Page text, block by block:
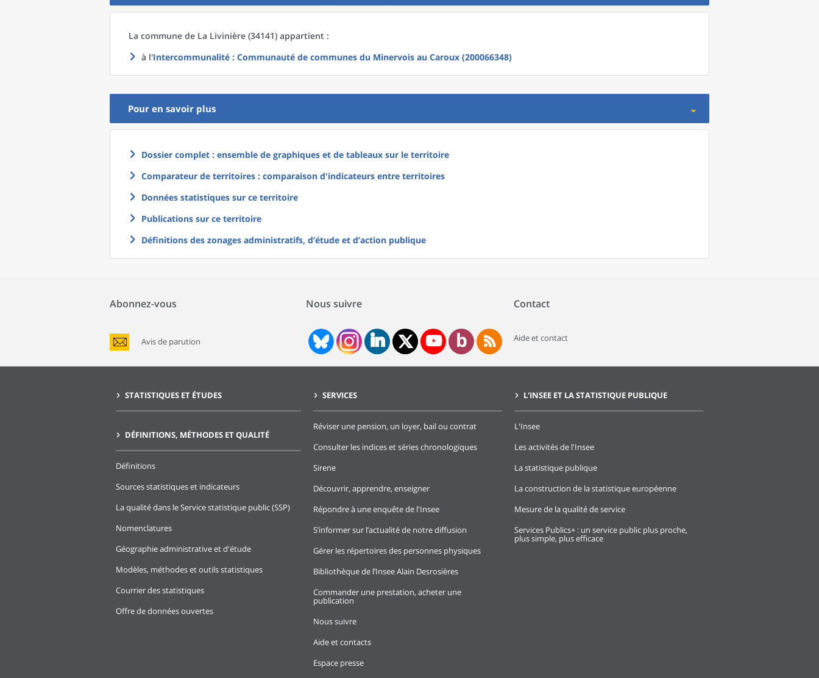
La commune de La Livinière (34141) appartient :
à l'Intercommunalité : Communauté de communes du Minervois au Caroux (200066348)
Pour en savoir plus
Dossier complet : ensemble de graphiques et de tableaux sur le territoire
Comparateur de territoires : comparaison d'indicateurs entre territoires
Données statistiques sur ce territoire
Publications sur ce territoire
Définitions des zonages administratifs, d’étude et d’action publique
Abonnez-vous
Avis de parution
Nous suivre Contact
Aide et contact
STATISTIQUES ET ÉTUDES
DÉFINITIONS, MÉTHODES ET QUALITÉ
Définitions
Sources statistiques et indicateurs
La qualité dans le Service statistique public (SSP)
Nomenclatures
Géographie administrative et d'étude
Modèles, méthodes et outils statistiques
Courrier des statistiques
Offre de données ouvertes
SERVICES
Réviser une pension, un loyer, bail ou contrat
Consulter les indices et séries chronologiques
Sirene
Découvrir, apprendre, enseigner
Répondre à une enquête de l'Insee
S’informer sur l’actualité de notre diffusion
Gérer les répertoires des personnes physiques
Bibliothèque de l’Insee Alain Desrosières
Commander une prestation, acheter une
publication
Nous suivre
Aide et contacts
Espace presse
L'INSEE ET LA STATISTIQUE PUBLIQUE
L'Insee
Les activités de l'Insee
La statistique publique
La construction de la statistique européenne
Mesure de la qualité de service
Services Publics+ : un service public plus proche,
plus simple, plus efficace